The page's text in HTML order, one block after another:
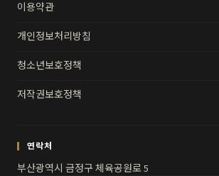
이용약관
개인정보처리방침
청소년보호정책
저작권보호정책
연락처
부산광역시 금정구 체육공원로 5